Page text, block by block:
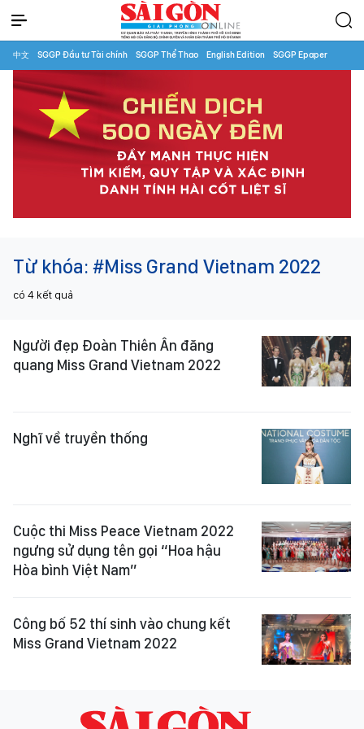
中文 SGGP Đầu tư Tài chính SGGP Thể Thao English Edition SGGP Epaper
Từ khóa: #Miss Grand Vietnam 2022
có 4 kết quả
Người đẹp Đoàn Thiên Ân đăng
quang Miss Grand Vietnam 2022
Nghĩ về truyền thống
Cuộc thi Miss Peace Vietnam 2022
ngưng sử dụng tên gọi “Hoa hậu
Hòa bình Việt Nam”
Công bố 52 thí sinh vào chung kết
Miss Grand Vietnam 2022